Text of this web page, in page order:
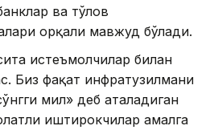
ва тўлов
орқали мавжуд бўлади.
истеъмолчилар билан
Биз фақат инфратузилмани
мил» деб аталадиган
иштирокчилар амалга